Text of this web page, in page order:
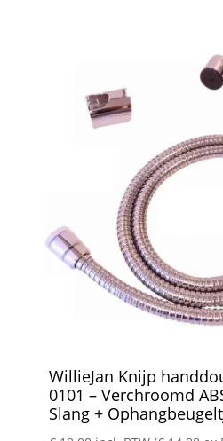
WillieJan Knijp
0101 – Verchroomd
Slang +